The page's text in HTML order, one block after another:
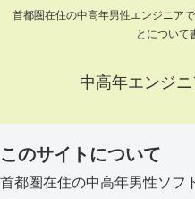
首都圏在住の中高年男性エンジニア
とについて
中高年エンジ
このサイトについて
首都圏在住の中高年男性ソフ